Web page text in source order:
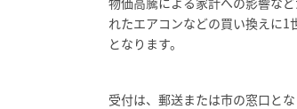
れたエアコンなどの買い換えに1
となります。
受付は、郵送または市の窓口と